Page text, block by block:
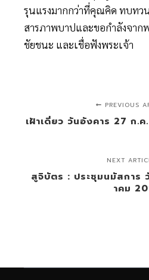
รุนแรงมากกว่าที่คุณคิด ทบท
สารภาพบาปและขอกำลังจาก
ชัยชนะ และเชื่อฟังพระเจ้า
PREVIOUS
เฝ้าเดี่ยว วันอังคาร 27 ก.
NEXT
สูจิบัตร : ประชุมนมัสการ
าคม